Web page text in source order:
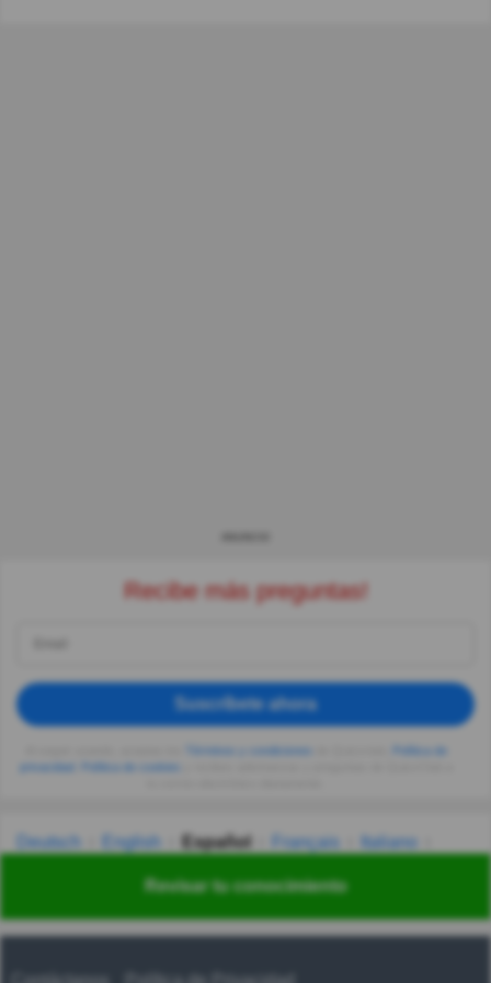
Revisar tu conocimiento
Recibe más preguntas!
Suscríbete ahora
privacidad
Deutsch English Español Français
Italiano
Українська हिन्दी 한국어 汉语